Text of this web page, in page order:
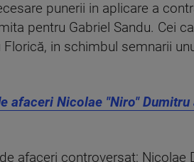
punerii in aplicare a
pentru Gabriel Sandu. Cei
in schimbul semnarii
afaceri Nicolae "Niro"
afaceri controversat: Nicolae